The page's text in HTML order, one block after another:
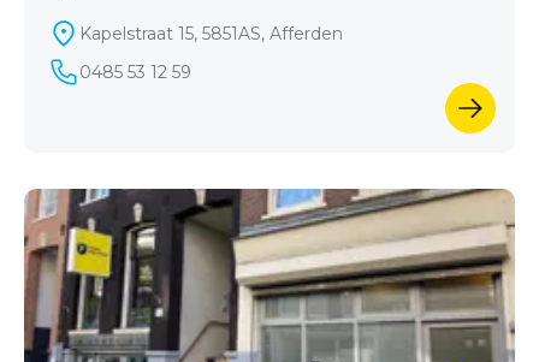
Kapelstraat 15, 5851AS, Afferden
0485 53 12 59